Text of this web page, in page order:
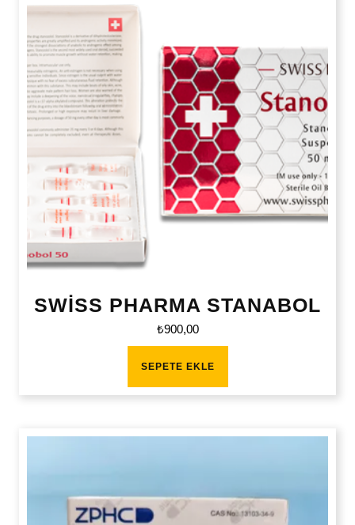
SWİSS PHARMA STANABOL
₺900,00
SEPETE EKLE